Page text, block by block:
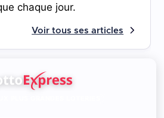
chaque jour.
Voir tous ses articles